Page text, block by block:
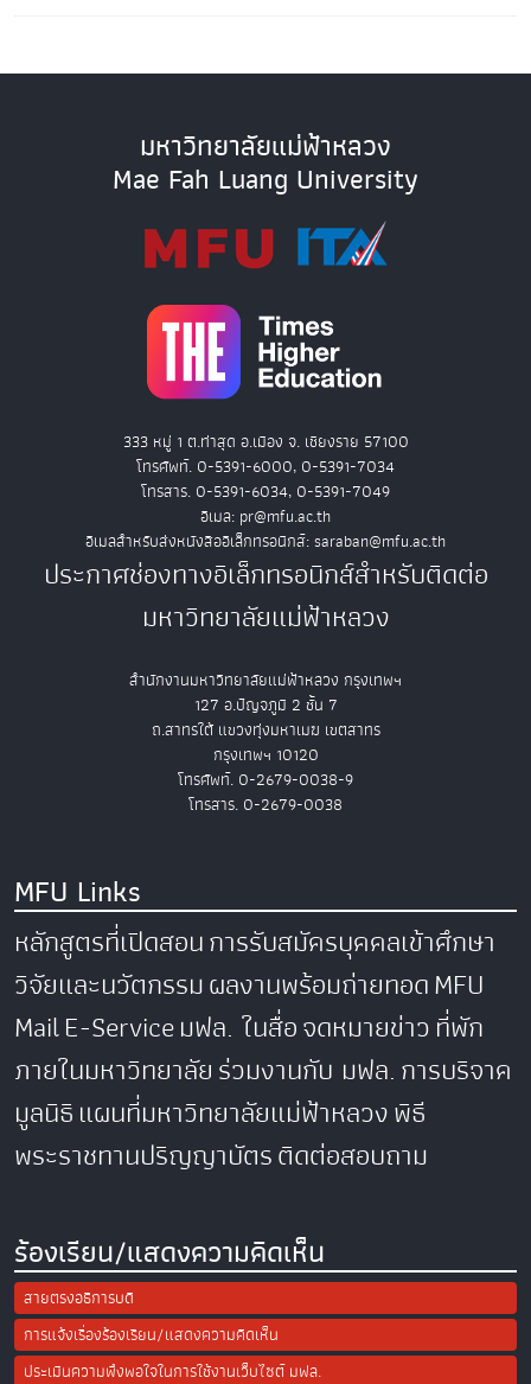
มหาวิทยาลัยแม่ฟ้าหลวง
Mae Fah Luang University
333 หมู่ 1 ต.ท่าสุด อ.เมือง จ. เชียงราย 57100
โทรศัพท์. 0-5391-6000, 0-5391-7034
โทรสาร. 0-5391-6034, 0-5391-7049
อีเมล: pr@mfu.ac.th
อีเมลสำหรับส่งหนังสืออิเล็กทรอนิกส์: saraban@mfu.ac.th
ประกาศช่องทางอิเล็กทรอนิกส์สำหรับติดต่อ
มหาวิทยาลัยแม่ฟ้าหลวง
สำนักงานมหาวิทยาลัยแม่ฟ้าหลวง กรุงเทพฯ
127 อ.ปัญจภูมิ 2 ชั้น 7
ถ.สาทรใต้ แขวงทุ่งมหาเมฆ เขตสาทร
กรุงเทพฯ 10120
โทรศัพท์. 0-2679-0038-9
โทรสาร. 0-2679-0038
MFU Links
หลักสูตรที่เปิดสอนการรับสมัครบุคคลเข้าศึกษา
วิจัยและนวัตกรรมผลงานพร้อมถ่ายทอดMFU
MailE-Serviceมฟล. ในสื่อจดหมายข่าวที่พัก
ภายในมหาวิทยาลัยร่วมงานกับ มฟล.การบริจาค
มูลนิธิแผนที่มหาวิทยาลัยแม่ฟ้าหลวงพิธี
พระราชทานปริญญาบัตรติดต่อสอบถาม
ร้องเรียน/แสดงความคิดเห็น
สายตรงอธิการบดี
การแจ้งเรื่องร้องเรียน/แสดงความคิดเห็น
ประเมินความพึงพอใจในการใช้งานเว็บไซต์ มฟล.